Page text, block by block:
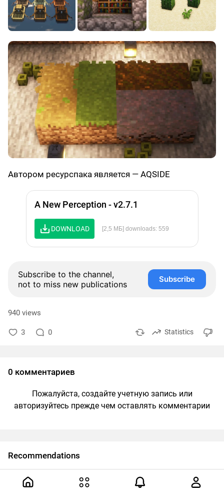
Автором ресурспака является — AQSIDE
A New Perception - v2.7.1
DOWNLOAD [2,5 МБ] downloads: 559
Subscribe to the channel,
not to miss new publications
Subscribe
940 views
3 0 Statistics
0 комментариев
Пожалуйста, создайте учетную запись или
авторизуйтесь прежде чем оставлять комментарии
Recommendations